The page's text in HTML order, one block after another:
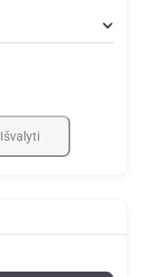
Išvalyti